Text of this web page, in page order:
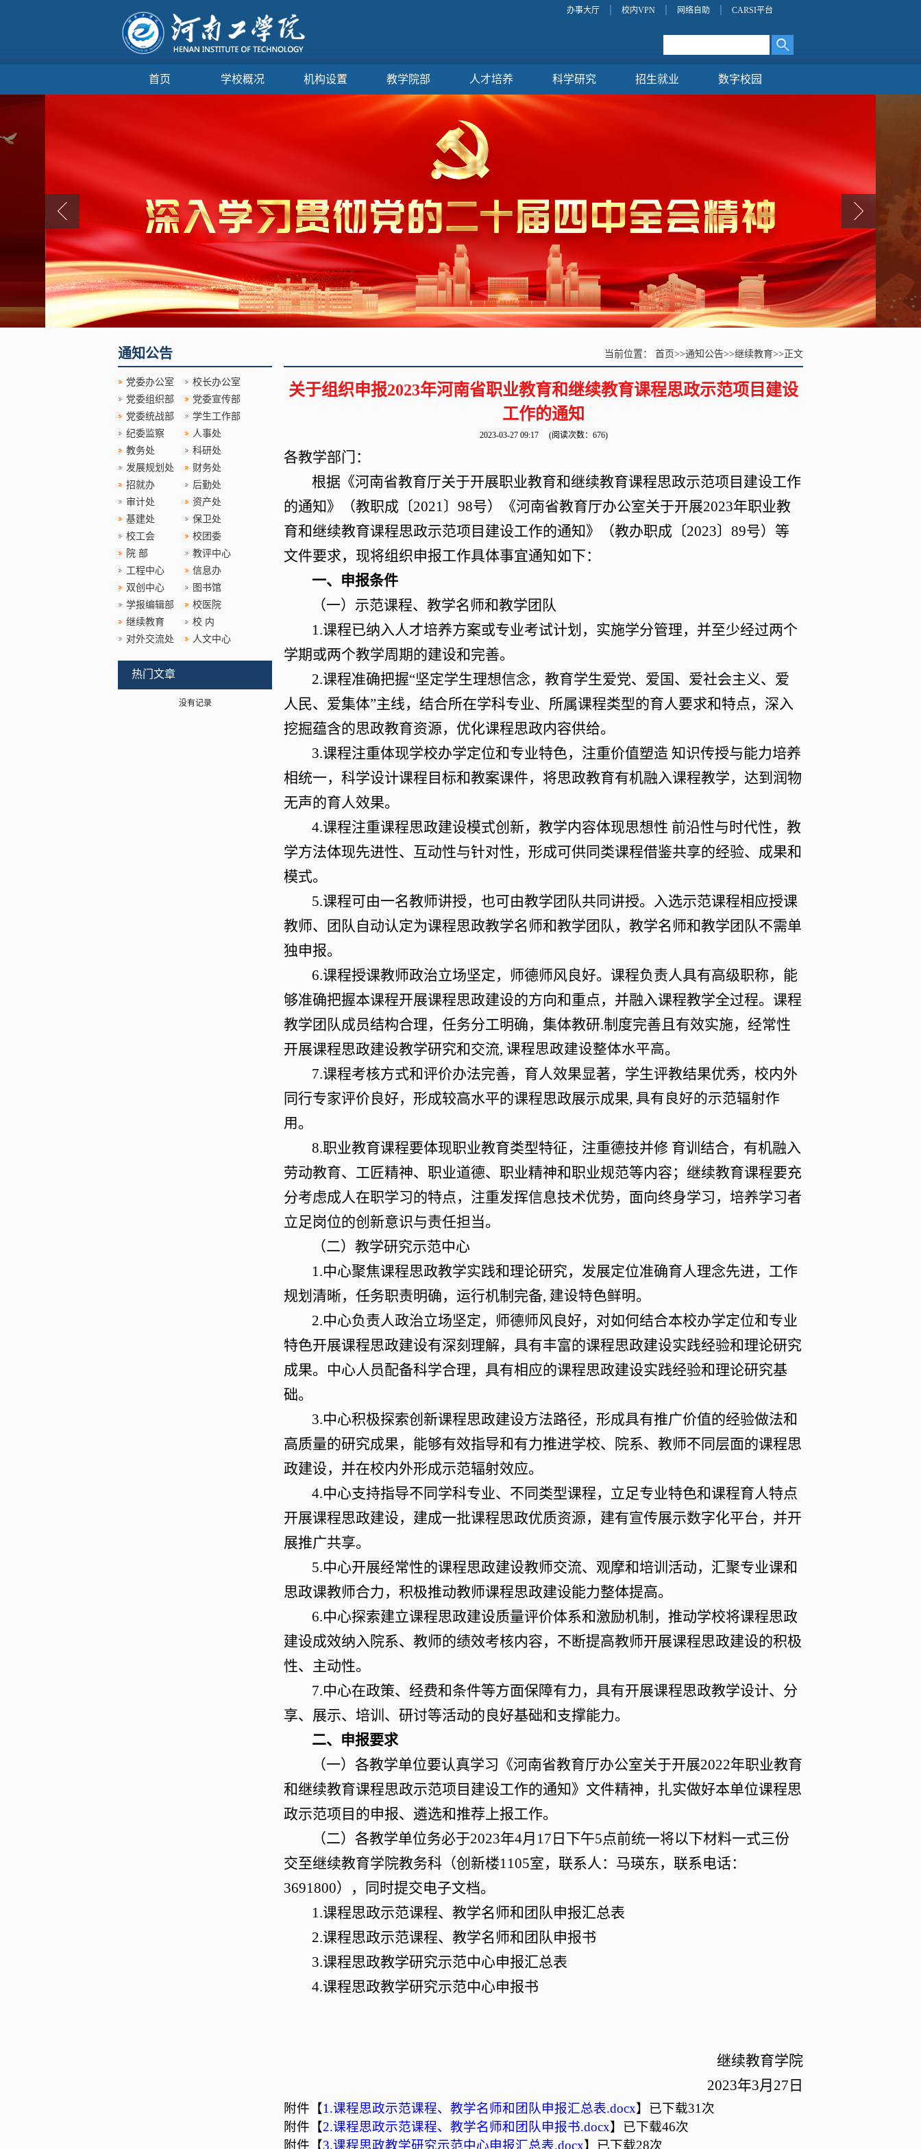
办事大厅 校内VPN 网络自助 CARSI平台
首页 学校概况 机构设置 教学院部 人才培养 科学研究 招生就业 数字校园
通知公告
党委办公室
校长办公室
党委组织部
党委宣传部
党委统战部
学生工作部
纪委监察
人事处
教务处
科研处
发展规划处
财务处
招就办
后勤处
审计处
资产处
基建处
保卫处
校工会
校团委
院 部
教评中心
工程中心
信息办
双创中心
图书馆
学报编辑部
校医院
继续教育
校 内
对外交流处
人文中心
热门文章
没有记录
当前位置： 首页>>通知公告>>继续教育>> 正文
关于组织申报2023年河南省职业教育和继续教育课程思政示范项目建设
工作的通知
2023-03-27 09:17 (阅读次数： 676)
各教学部门：
根据《河南省教育厅关于开展职业教育和继续教育课程思政示范项目建设工作
的通知》（教职成〔2021〕98号）《河南省教育厅办公室关于开展2023年职业教
育和继续教育课程思政示范项目建设工作的通知》（教办职成〔2023〕89号）等
文件要求，现将组织申报工作具体事宜通知如下：
一、申报条件
（一）示范课程、教学名师和教学团队
1.课程已纳入人才培养方案或专业考试计划，实施学分管理，并至少经过两个
学期或两个教学周期的建设和完善。
2.课程准确把握“坚定学生理想信念，教育学生爱党、爱国、爱社会主义、爱
人民、爱集体”主线，结合所在学科专业、所属课程类型的育人要求和特点，深入
挖掘蕴含的思政教育资源，优化课程思政内容供给。
3.课程注重体现学校办学定位和专业特色，注重价值塑造 知识传授与能力培养
相统一，科学设计课程目标和教案课件，将思政教育有机融入课程教学，达到润物
无声的育人效果。
4.课程注重课程思政建设模式创新，教学内容体现思想性 前沿性与时代性，教
学方法体现先进性、互动性与针对性，形成可供同类课程借鉴共享的经验、成果和
模式。
5.课程可由一名教师讲授，也可由教学团队共同讲授。入选示范课程相应授课
教师、团队自动认定为课程思政教学名师和教学团队，教学名师和教学团队不需单
独申报。
6.课程授课教师政治立场坚定，师德师风良好。课程负责人具有高级职称，能
够准确把握本课程开展课程思政建设的方向和重点，并融入课程教学全过程。课程
教学团队成员结构合理，任务分工明确，集体教研.制度完善且有效实施，经常性
开展课程思政建设教学研究和交流, 课程思政建设整体水平高。
7.课程考核方式和评价办法完善，育人效果显著，学生评教结果优秀，校内外
同行专家评价良好，形成较高水平的课程思政展示成果, 具有良好的示范辐射作
用 。
8.职业教育课程要体现职业教育类型特征，注重德技并修 育训结合，有机融入
劳动教育、工匠精神、职业道德、职业精神和职业规范等内容；继续教育课程要充
分考虑成人在职学习的特点，注重发挥信息技术优势，面向终身学习，培养学习者
立足岗位的创新意识与责任担当。
（二）教学研究示范中心
1.中心聚焦课程思政教学实践和理论研究，发展定位准确育人理念先进，工作
规划清晰，任务职责明确，运行机制完备, 建设特色鲜明。
2.中心负责人政治立场坚定，师德师风良好，对如何结合本校办学定位和专业
特色开展课程思政建设有深刻理解，具有丰富的课程思政建设实践经验和理论研究
成果。中心人员配备科学合理，具有相应的课程思政建设实践经验和理论研究基
础。
3.中心积极探索创新课程思政建设方法路径，形成具有推广价值的经验做法和
高质量的研究成果，能够有效指导和有力推进学校、院系、教师不同层面的课程思
政建设，并在校内外形成示范辐射效应。
4.中心支持指导不同学科专业、不同类型课程，立足专业特色和课程育人特点
开展课程思政建设，建成一批课程思政优质资源，建有宣传展示数字化平台，并开
展推广共享。
5.中心开展经常性的课程思政建设教师交流、观摩和培训活动，汇聚专业课和
思政课教师合力，积极推动教师课程思政建设能力整体提高。
6.中心探索建立课程思政建设质量评价体系和激励机制，推动学校将课程思政
建设成效纳入院系、教师的绩效考核内容，不断提高教师开展课程思政建设的积极
性、主动性。
7.中心在政策、经费和条件等方面保障有力，具有开展课程思政教学设计、分
享、展示、培训、研讨等活动的良好基础和支撑能力。
二、申报要求
（一）各教学单位要认真学习《河南省教育厅办公室关于开展2022年职业教育
和继续教育课程思政示范项目建设工作的通知》文件精神，扎实做好本单位课程思
政示范项目的申报、遴选和推荐上报工作。
（二）各教学单位务必于2023年4月17日下午5点前统一将以下材料一式三份
交至继续教育学院教务科（创新楼1105室，联系人：马瑛东，联系电话：
3691800），同时提交电子文档。
1.课程思政示范课程、教学名师和团队申报汇总表
2.课程思政示范课程、教学名师和团队申报书
3.课程思政教学研究示范中心申报汇总表
4.课程思政教学研究示范中心申报书
继续教育学院
2023年3月27日
附件【1.课程思政示范课程、教学名师和团队申报汇总表.docx】 已下载31 次
附件【2.课程思政示范课程、教学名师和团队申报书.docx】 已下载46次
附件【3.课程思政教学研究示范中心申报汇总表.docx】 已下载28次